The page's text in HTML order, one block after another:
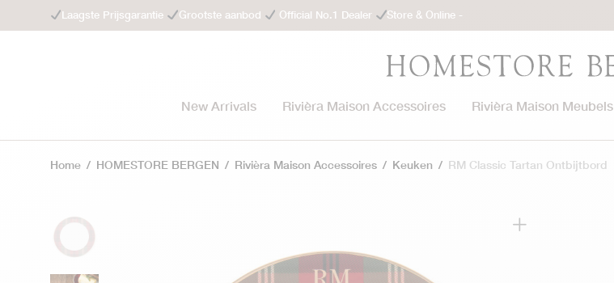
Laagste Prijsgarantie Grootste aanbod Official No.1 Dealer Store & Online -
New Arrivals Rivièra Maison Accessoires Rivièra Maison Meubels
Home / HOMESTORE BERGEN / Rivièra Maison Accessoires / Keuken / RM Classic Tartan Ontbijtbord